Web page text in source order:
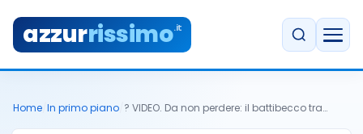
azzurrissimo.it
Home In primo piano ? VIDEO. Da non perdere: il battibecco tra…